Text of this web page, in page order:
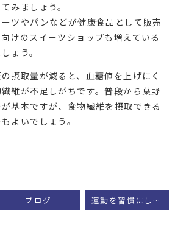
みましょう。
ツやパンなどが健康食品として販売
けのスイーツショップも増えている
ょう。
摂取量が減ると、血糖値を上げにく
維が不足しがちです。普段から葉野
基本ですが、食物繊維を摂取できる
よいでしょう。
ブログ 運動を習慣にして、血糖値が高くなりにくい体質を作る【糖尿病】